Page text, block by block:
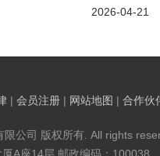
2026-04-21
| 会员注册 | 网站地图 | 合作伙
公司 版权所有. All rights